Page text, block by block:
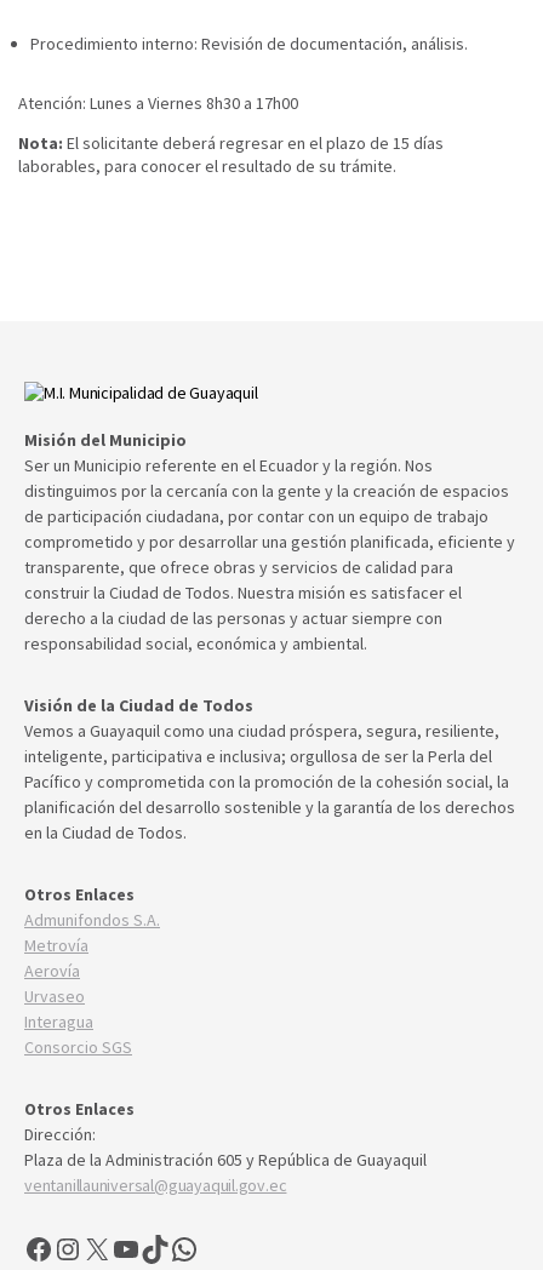
Procedimiento interno: Revisión de documentación, análisis.
Atención: Lunes a Viernes 8h30 a 17h00
Nota: ​ El solicitante deberá regresar en el plazo de 15 días
laborables, para conocer el resultado de su trámite.​
Misión del Municipio
Ser un Municipio referente en el Ecuador y la región. Nos
distinguimos por la cercanía con la gente y la creación de espacios
de participación ciudadana, por contar con un equipo de trabajo
comprometido y por desarrollar una gestión planificada, eficiente y
transparente, que ofrece obras y servicios de calidad para
construir la Ciudad de Todos. Nuestra misión es satisfacer el
derecho a la ciudad de las personas y actuar siempre con
responsabilidad social, económica y ambiental.
Visión de la Ciudad de Todos
Vemos a Guayaquil como una ciudad próspera, segura, resiliente,
inteligente, participativa e inclusiva; orgullosa de ser la Perla del
Pacífico y comprometida con la promoción de la cohesión social, la
planificación del desarrollo sostenible y la garantía de los derechos
en la Ciudad de Todos.
Otros Enlaces
Admunifondos S.A.
Metrovía
Aerovía
Urvaseo
Interagua
Consorcio SGS
Otros Enlaces
Dirección:
Plaza de la Administración 605 y República de Guayaquil
ventanillauniversal@guayaquil.gov.ec
Facebook
Instagram
X YouTube
TikTokWhatsApp